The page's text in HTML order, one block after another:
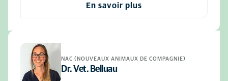
En savoir plus
NAC (NOUVEAUX ANIMAUX DE COMPAGNIE)
Dr. Vet. Belluau